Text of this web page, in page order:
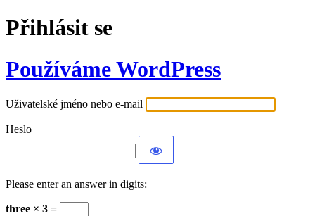
Přihlásit se
Používáme WordPress
Uživatelské jméno nebo e-mail
Heslo
Please enter an answer in digits:
three × 3 =